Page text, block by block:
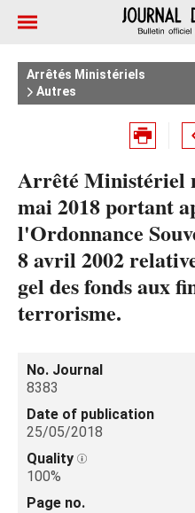
Arrêtés Ministériels
Autres
Arrêté Ministériel
mai 2018 portant
l'Ordonnance
8 avril 2002
gel des fonds aux
terrorisme.
No. Journal
8383
Date of publication
25/05/2018
Quality
100%
Page no.